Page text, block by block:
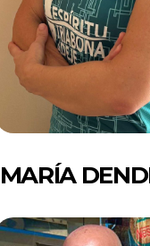
MARÍA